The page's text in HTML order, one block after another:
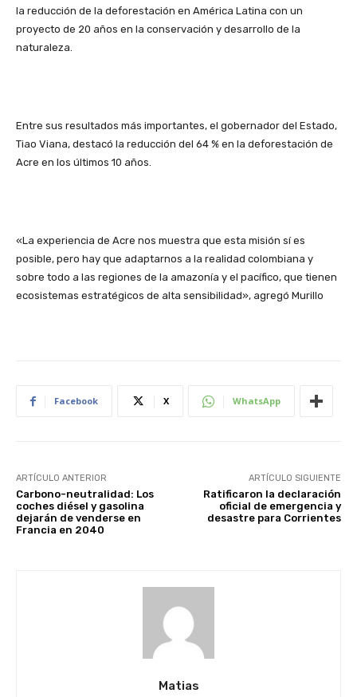
la reducción de la deforestación en América Latina con un
proyecto de 20 años en la conservación y desarrollo de la
naturaleza.
Entre sus resultados más importantes, el gobernador del Estado,
Tiao Viana, destacó la reducción del 64 % en la deforestación de
Acre en los últimos 10 años.
«La experiencia de Acre nos muestra que esta misión sí es
posible, pero hay que adaptarnos a la realidad colombiana y
sobre todo a las regiones de la amazonía y el pacífico, que tienen
ecosistemas estratégicos de alta sensibilidad», agregó Murillo
Facebook X WhatsApp
ARTÍCULO ANTERIOR
Carbono-neutralidad: Los
coches diésel y gasolina
dejarán de venderse en
Francia en 2040
ARTÍCULO SIGUIENTE
Ratificaron la declaración
oficial de emergencia y
desastre para Corrientes
Matias